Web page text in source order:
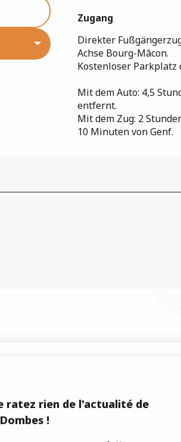
Zugang
Zugang
Direkter
Achse Bourg-Mâcon.
Kostenloser Parkplatz
Mit dem Auto: 4,5
entfernt.
Mit dem Zug: 2
10 Minuten von Genf.
ratez rien de l'actualité de
!